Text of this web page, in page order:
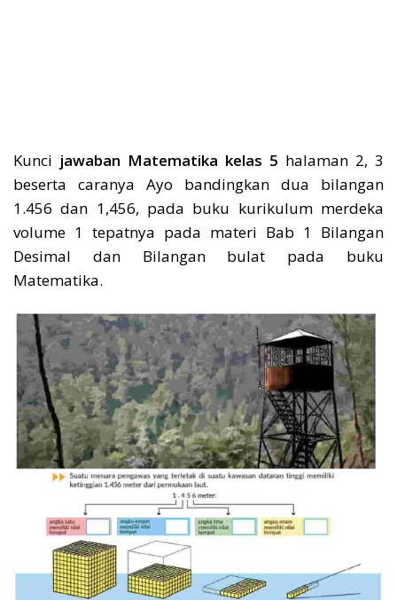
Kunci jawaban Matematika kelas 5 halaman 2, 3
beserta caranya Ayo bandingkan dua bilangan
1.456 dan 1,456, pada buku kurikulum merdeka
volume 1 tepatnya pada materi Bab 1 Bilangan
Desimal dan Bilangan bulat pada buku
Matematika.